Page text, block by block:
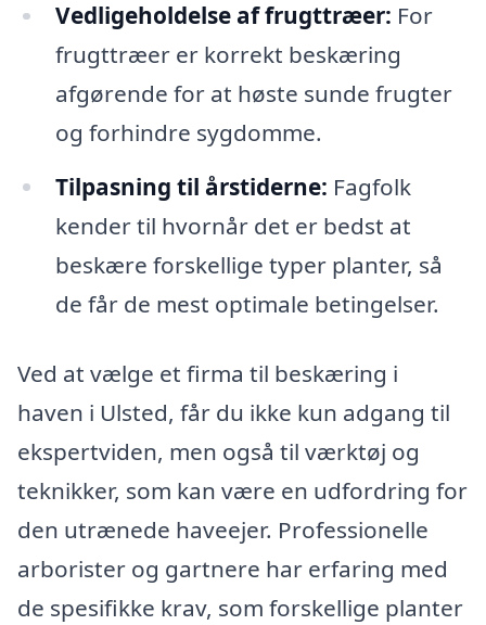
Vedligeholdelse af frugttræer: For
frugttræer er korrekt beskæring
afgørende for at høste sunde frugter
og forhindre sygdomme.
Tilpasning til årstiderne: Fagfolk
kender til hvornår det er bedst at
beskære forskellige typer planter, så
de får de mest optimale betingelser.
Ved at vælge et firma til beskæring i
haven i Ulsted, får du ikke kun adgang til
ekspertviden, men også til værktøj og
teknikker, som kan være en udfordring for
den utrænede haveejer. Professionelle
arborister og gartnere har erfaring med
de spesifikke krav, som forskellige planter